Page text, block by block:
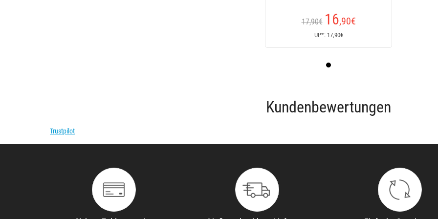
17,90€ 16,90€
UP*: 17,90€
Kundenbewertungen
Trustpilot